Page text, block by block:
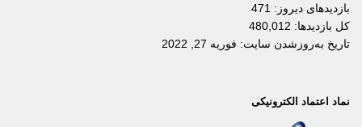
بازدیدهای دیروز: 471
کل بازدیدها: 480,012
تاریخ به‌روزشدن سایت: فوریه 27, 2022
نماد اعتماد الکترونیکی